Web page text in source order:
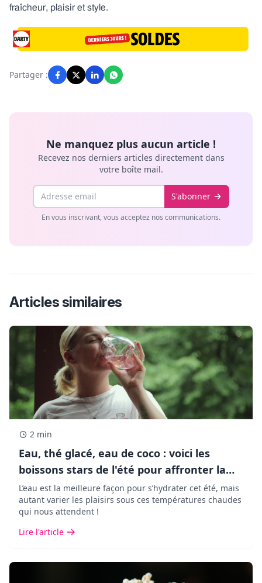
fraîcheur, plaisir et style.
Partager :
Ne manquez plus aucun article !
Recevez nos derniers articles directement dans
votre boîte mail.
Email S'abonner
En vous inscrivant, vous acceptez nos communications.
Articles similaires
2 min
Eau, thé glacé, eau de coco : voici les
boissons stars de l'été pour affronter la
chaleur !
L’eau est la meilleure façon pour s’hydrater cet été, mais
autant varier les plaisirs sous ces températures chaudes
qui nous attendent !
Lire l'article